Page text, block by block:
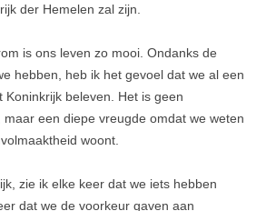
der Hemelen zal zijn.
is ons leven zo mooi. Ondanks de
hebben, heb ik het gevoel dat we al een
Koninkrijk beleven. Het is geen
maar een diepe vreugde omdat we weten
woont.
zie ik elke keer dat we iets hebben
dat we de voorkeur gaven aan